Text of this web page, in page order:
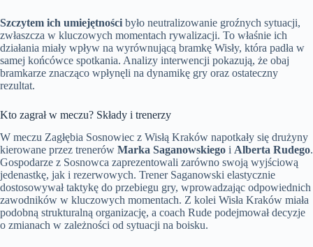
Szczytem ich umiejętności było neutralizowanie groźnych sytuacji,
zwłaszcza w kluczowych momentach rywalizacji. To właśnie ich
działania miały wpływ na wyrównującą bramkę Wisły, która padła w
samej końcówce spotkania. Analizy interwencji pokazują, że obaj
bramkarze znacząco wpłynęli na dynamikę gry oraz ostateczny
rezultat.
Kto zagrał w meczu? Składy i trenerzy
W meczu Zagłębia Sosnowiec z Wisłą Kraków napotkały się drużyny
kierowane przez trenerów Marka Saganowskiego i Alberta Rudego.
Gospodarze z Sosnowca zaprezentowali zarówno swoją wyjściową
jedenastkę, jak i rezerwowych. Trener Saganowski elastycznie
dostosowywał taktykę do przebiegu gry, wprowadzając odpowiednich
zawodników w kluczowych momentach. Z kolei Wisła Kraków miała
podobną strukturalną organizację, a coach Rude podejmował decyzje
o zmianach w zależności od sytuacji na boisku.